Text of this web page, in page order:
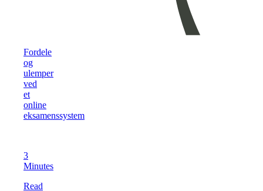
Fordele
og
ulemper
ved
et
online
eksamenssystem
3
Minutes
Read